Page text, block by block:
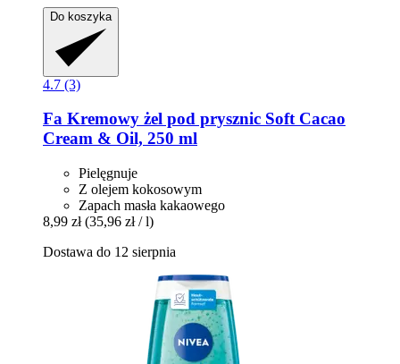
Do koszyka
4.7 (3)
Fa Kremowy żel pod prysznic Soft Cacao
Cream & Oil, 250 ml
Pielęgnuje
Z olejem kokosowym
Zapach masła kakaowego
8,99 zł (35,96 zł / l)
Dostawa do 12 sierpnia